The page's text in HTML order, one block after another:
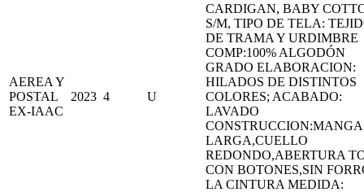
AEREA Y
POSTAL
EX-IAAC
2023 4 U
CARDIGAN, BABY
S/M, TIPO DE TELA:
DE TRAMA Y URDIMBRE
COMP:100% ALGODÓN
GRADO ELABORACION:
HILADOS DE DISTINTOS
COLORES; ACABADO:
LAVADO
CONSTRUCCION:MANGA
LARGA,CUELLO
REDONDO,ABERTURA
CON BOTONES,SIN
LA CINTURA MEDIDA: